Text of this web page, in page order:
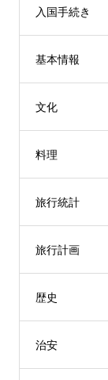
入国手続き
基本情報
文化
料理
旅行統計
旅行計画
歴史
治安